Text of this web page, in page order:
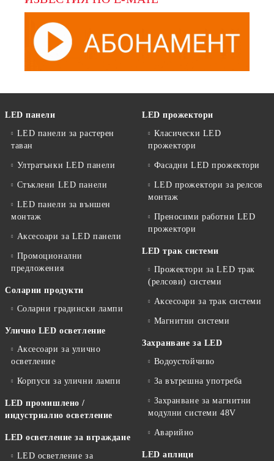
LED панели
LED панели за растерен
таван
Ултратънки LED панели
Стъклени LED панели
LED панели за външен
монтаж
Аксесоари за LED панели
Промоционални
предложения
Соларни продукти
Соларни градински лампи
Улично LED осветление
Аксесоари за улично
осветление
Корпуси за улични лампи
LED промишлено /
индустриално осветление
LED осветление за вграждане
LED осветление за
LED прожектори
Класически LED
прожектори
Фасадни LED прожектори
LED прожектори за релсов
монтаж
Преносими работни LED
прожектори
LED трак системи
Прожектори за LED трак
(релсови) системи
Аксесоари за трак системи
Магнитни системи
Захранване за LED
Водоустойчиво
За вътрешна употреба
Захранване за магнитни
модулни системи 48V
Аварийно
LED аплици